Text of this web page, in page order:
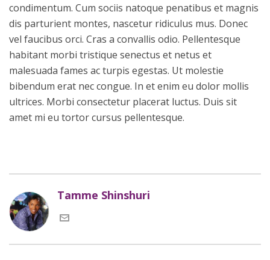
condimentum. Cum sociis natoque penatibus et magnis
dis parturient montes, nascetur ridiculus mus. Donec
vel faucibus orci. Cras a convallis odio. Pellentesque
habitant morbi tristique senectus et netus et
malesuada fames ac turpis egestas. Ut molestie
bibendum erat nec congue. In et enim eu dolor mollis
ultrices. Morbi consectetur placerat luctus. Duis sit
amet mi eu tortor cursus pellentesque.
Tamme Shinshuri